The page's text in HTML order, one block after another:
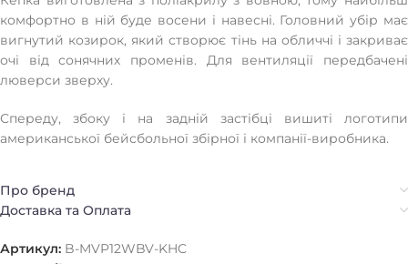
комфортно в ній буде восени і навесні. Головний убір має
вигнутий козирок, який створює тінь на обличчі і закриває
очі від сонячних променів. Для вентиляції передбачені
люверси зверху.
Спереду, збоку і на задній застібці вишиті логотипи
американської бейсбольної збірної і компанії-виробника.
Про бренд
Доставка та Оплата
Артикул: B-MVP12WBV-KHC